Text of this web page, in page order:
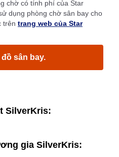
chờ có tính phí của Star
dụng phòng chờ sân bay cho
trên trang web của Star
sân bay.
SilverKris:
gia SilverKris: